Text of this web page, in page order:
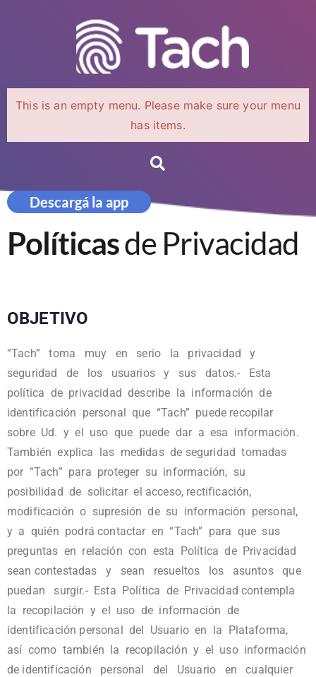
This is an empty menu. Please make sure your menu
has items.
Descargá la app
Políticasde Privacidad
OBJETIVO
“Tach” toma muy en serio la privacidad y
seguridad de los usuarios y sus datos.- Esta
política de privacidad describe la información de
identificación personal que “Tach” puede recopilar
sobre Ud. y el uso que puede dar a esa información.
También explica las medidas de seguridad tomadas
por “Tach” para proteger su información, su
posibilidad de solicitar el acceso, rectificación,
modificación o supresión de su información personal,
y a quién podrá contactar en “Tach” para que sus
preguntas en relación con esta Política de Privacidad
sean contestadas y sean resueltos los asuntos que
puedan surgir.- Esta Política de Privacidad contempla
la recopilación y el uso de información de
identificación personal del Usuario en la Plataforma,
así como también la recopilación y el uso información
de identificación personal del Usuario en cualquier